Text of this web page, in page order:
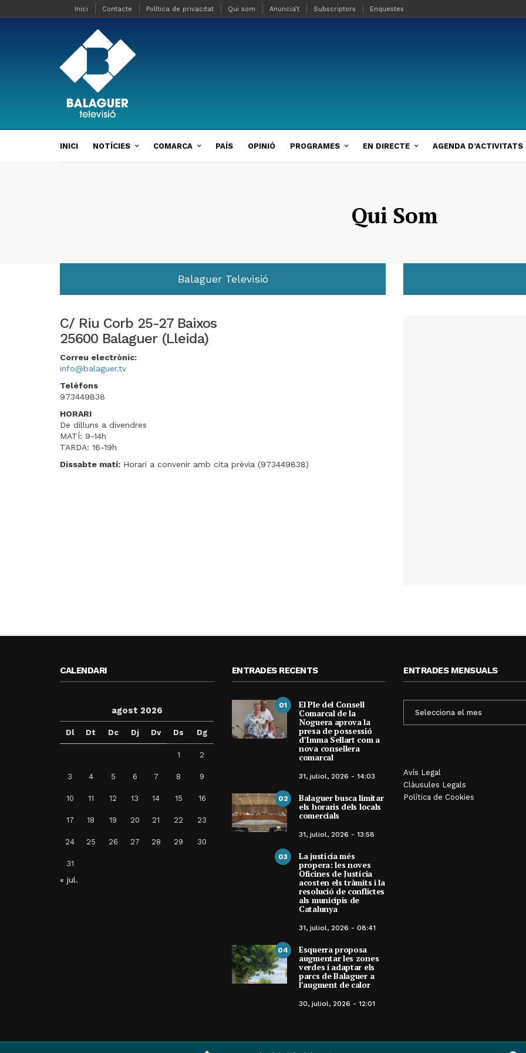
Inici Contacte Política de privacitat Qui som Anuncia’t Subscriptors Enquestes
INICI NOTÍCIES COMARCA PAÍS OPINIÓ PROGRAMES EN DIRECTE AGENDA D’ACTIVITATS
Qui Som
Balaguer Televisió
C/ Riu Corb 25-27 Baixos
25600 Balaguer (Lleida)
Correu electrònic:
info@balaguer.tv
Telèfons
973449838
HORARI
De dilluns a divendres
MATÍ: 9-14h
TARDA: 16-19h
Dissabte matí: Horari a convenir amb cita prèvia (973449838)
CALENDARI
agost 2026
Dl Dt Dc Dj Dv Ds Dg
1 2
3 4 5 6 7 8 9
10 11 12 13 14 15 16
17 18 19 20 21 22 23
24 25 26 27 28 29 30
31
« jul.
ENTRADES RECENTS
01 El Ple del Consell
Comarcal de la
Noguera aprova la
presa de possessió
d’Imma Sellart com a
nova consellera
comarcal
31, juliol, 2026 - 14:03
02 Balaguer busca limitar
els horaris dels locals
comercials
31, juliol, 2026 - 13:58
03 La justícia més
propera: les noves
Oficines de Justícia
acosten els tràmits i la
resolució de conflictes
als municipis de
Catalunya
31, juliol, 2026 - 08:41
04 Esquerra proposa
augmentar les zones
verdes i adaptar els
parcs de Balaguer a
l’augment de calor
30, juliol, 2026 - 12:01
ENTRADES MENSUALS
MENSUALS
Avís Legal
Clàusules Legals
Política de Cookies
Vallverdú
Per
Balaguer Televisió
24, juliol, 2026 - 14:33
Del foc i de les brases
Per Rafel Molina
Ponts
programa de